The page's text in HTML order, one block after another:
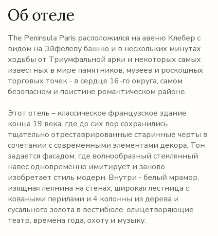
Об отеле
The Peninsula Paris расположился на авеню Клебер с
видом на Эйфелеву башню и в нескольких минутах
ходьбы от Триумфальной арки и некоторых самых
известных в мире памятников, музеев и роскошных
торговых точек - в сердце 16-го округа, самом
безопасном и поистине романтическом районе.
Этот отель – классическое французское здание
конца 19 века, где до сих пор сохранились
тщательно отреставрированные старинные черты в
сочетании с современными элементами декора. Тон
задается фасадом, где волнообразный стеклянный
навес одновременно имитирует и заново
изобретает стиль модерн. Внутри - белый мрамор,
изящная лепнина на стенах, широкая лестница с
коваными перилами и 4 колонны из дерева и
сусального золота в вестибюле, олицетворяющие
театр, времена года, охоту и музыку.